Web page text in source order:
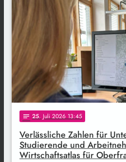
notes 25. Juli 2026 13:45
Verlässliche Zahlen für
Studierende und
Wirtschaftsatlas für